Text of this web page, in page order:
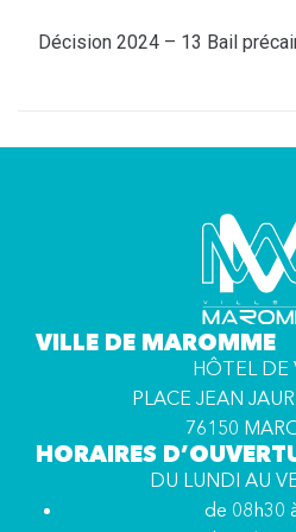
Décision 2024 – 13 Bail
VILLE DE MAROMME
HÔTEL DE
PLACE JEAN
76150
HORAIRES
DU LUNDI AU
de 08h30